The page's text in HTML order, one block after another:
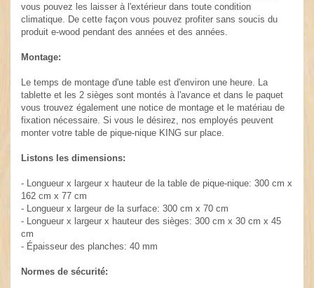
vous pouvez les laisser à l'extérieur dans toute condition
climatique. De cette façon vous pouvez profiter sans soucis du
produit e-wood pendant des années et des années.
Montage:
Le temps de montage d'une table est d'environ une heure. La
tablette et les 2 sièges sont montés à l'avance et dans le paquet
vous trouvez également une notice de montage et le matériau de
fixation nécessaire. Si vous le désirez, nos employés peuvent
monter votre table de pique-nique KING sur place.
Listons les dimensions:
- Longueur x largeur x hauteur de la table de pique-nique: 300 cm x
162 cm x 77 cm
- Longueur x largeur de la surface: 300 cm x 70 cm
- Longueur x largeur x hauteur des sièges: 300 cm x 30 cm x 45
cm
- Épaisseur des planches: 40 mm
Normes de sécurité: